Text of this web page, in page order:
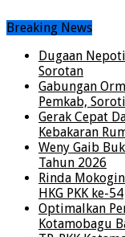
Breaking News
Dugaan
Sorotan
Gabungan
Pemkab,
Gerak Cepat
Kebakaran
Weny Gaib
Tahun 2026
Rinda
HKG PKK ke-54
Optimalkan
Kotamobagu